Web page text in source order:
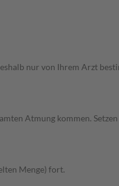
nur von Ihrem Arzt
Atmung kommen.
Menge) fort.